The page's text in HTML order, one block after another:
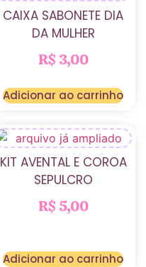
CAIXA SABONETE DIA
DA MULHER
R$ 3,00
Adicionar ao carrinho
KIT AVENTAL E COROA
SEPULCRO
R$ 5,00
Adicionar ao carrinho